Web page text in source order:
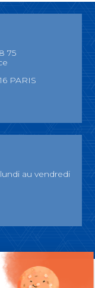
75
PARIS
au vendredi